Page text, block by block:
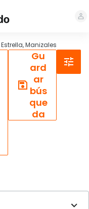
Manizales
Gu
ard
ar
bús
que
da